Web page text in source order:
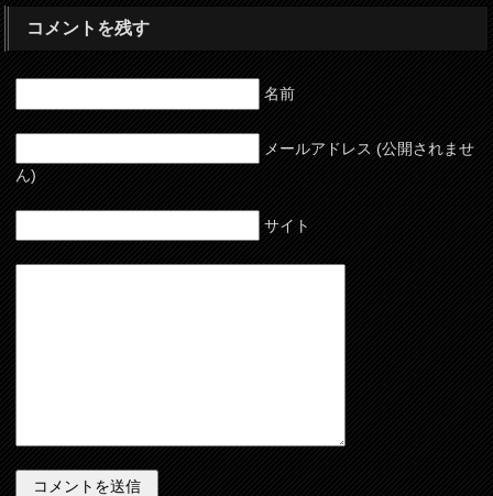
コメントを残す
名前
メールアドレス (公開されませ
ん)
サイト